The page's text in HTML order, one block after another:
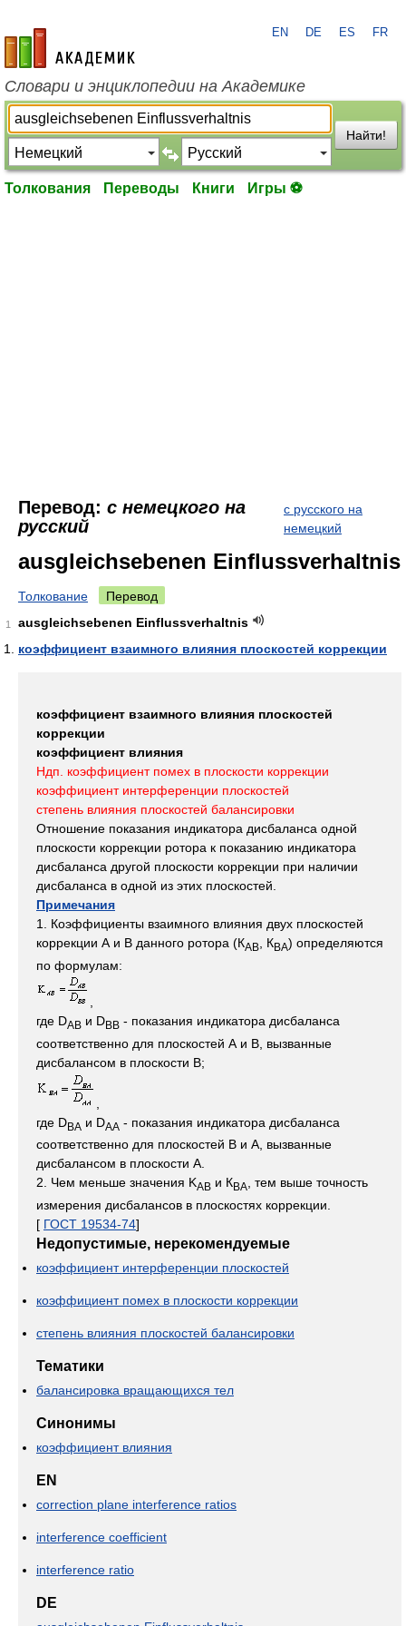
academic.ru
EN DE ES FR
Словари и энциклопедии на Академике
Найти!
Толкования Переводы Книги Игры ⚽
Перевод: с немецкого на
русский
с русского на
немецкий
ausgleichsebenen Einflussverhaltnis
Толкование Перевод
1
ausgleichsebenen Einflussverhaltnis
коэффициент взаимного влияния плоскостей коррекции
коэффициент взаимного влияния плоскостей
коррекции
коэффициент влияния
Ндп. коэффициент помех в плоскости коррекции
коэффициент интерференции плоскостей
степень влияния плоскостей балансировки
Отношение показания индикатора дисбаланса одной
плоскости коррекции ротора к показанию индикатора
дисбаланса другой плоскости коррекции при наличии
дисбаланса в одной из этих плоскостей.
Примечания
1. Коэффициенты взаимного влияния двух плоскостей
коррекции А и В данного ротора (КAB , КBA) определяются
по формулам:
где DAB и DBB - показания индикатора дисбаланса
соответственно для плоскостей А и В, вызванные
дисбалансом в плоскости В;
где DBA и DAA - показания индикатора дисбаланса
соответственно для плоскостей В и А, вызванные
дисбалансом в плоскости А.
2. Чем меньше значения KAB и КBA, тем выше точность
измерения дисбалансов в плоскостях коррекции.
[ ГОСТ 19534-74]
Недопустимые, нерекомендуемые
коэффициент интерференции плоскостей
коэффициент помех в плоскости коррекции
степень влияния плоскостей балансировки
Тематики
балансировка вращающихся тел
Синонимы
коэффициент влияния
EN
correction plane interference ratios
interference coefficient
interference ratio
DE